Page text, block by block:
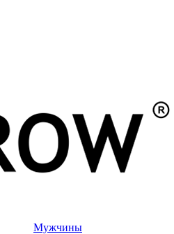
Мужчины